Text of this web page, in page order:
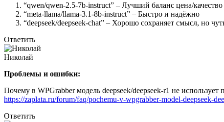
“qwen/qwen-2.5-7b-instruct” – Лучший баланс цена/
“meta-llama/llama-3.1-8b-instruct” – Быстро и надёжно
“deepseek/deepseek-chat” – Хорошо сохраняет смысл, но
Ответить
Николай
Проблемы и ошибки:
Почему в WPGrabber модель deepseek/deepseek-r1 не использует
https://zaplata.ru/forum/faq/pochemu-v-wpgrabber-model-deepseek-
Ответить